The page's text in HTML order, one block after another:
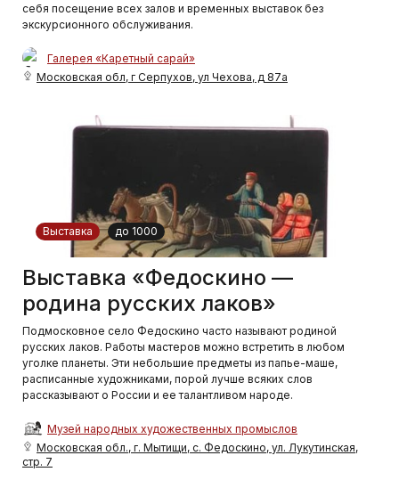
себя посещение всех залов и временных выставок без
экскурсионного обслуживания.
Галерея «Каретный сарай»
Московская обл, г Серпухов, ул Чехова, д 87а
Выставка до 1000
Выставка «Федоскино —
родина русских лаков»
Подмосковное село Федоскино часто называют родиной
русских лаков. Работы мастеров можно встретить в любом
уголке планеты. Эти небольшие предметы из папье-маше,
расписанные художниками, порой лучше всяких слов
рассказывают о России и ее талантливом народе.
Музей народных художественных промыслов
Московская обл., г. Мытищи, с. Федоскино, ул. Лукутинская,
стр. 7